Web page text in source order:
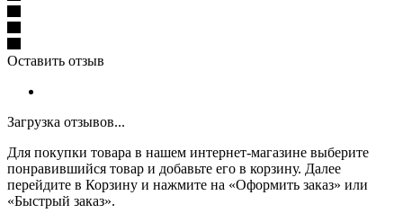
Оставить отзыв
Загрузка отзывов...
Для покупки товара в нашем интернет-магазине выберите
понравившийся товар и добавьте его в корзину. Далее
перейдите в Корзину и нажмите на «Оформить заказ» или
«Быстрый заказ».